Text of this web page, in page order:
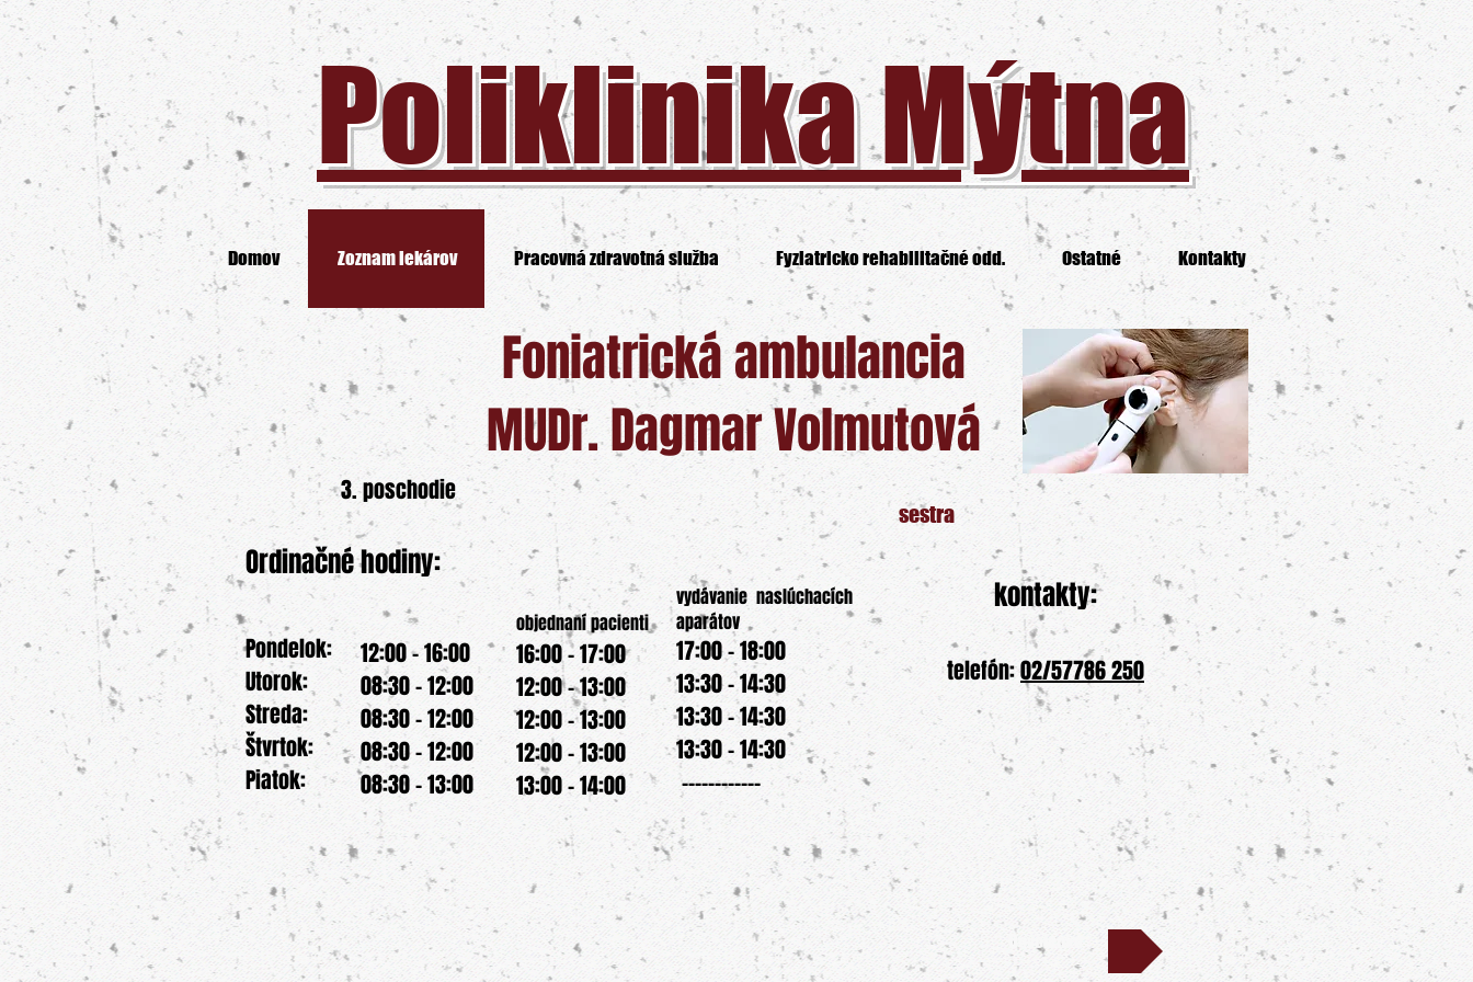
Poliklinika Mýtna
Domov Zoznam lekárov Pracovná zdravotná služba Fyziatricko rehabilitačné odd. Ostatné Kontakty
Foniatrická ambulancia
MUDr. Dagmar Volmutová
3. poschodie
Ordinačné hodiny:
Pondelok:
Utorok:
Streda:
Štvrtok:
Piatok:
12:00 - 16:00
08:30 - 12:00
08:30 - 12:00
08:30 - 12:00
08:30 - 13:00
sestra
kontakty:
telefón:02/57786 250
objednaní pacienti
16:00 - 17:00
12:00 - 13:00
12:00 - 13:00
12:00 - 13:00
13:00 - 14:00
vydávanie naslúchacích
aparátov
17:00 - 18:00
13:30 - 14:30
13:30 - 14:30
13:30 - 14:30
------------
Dovolenka